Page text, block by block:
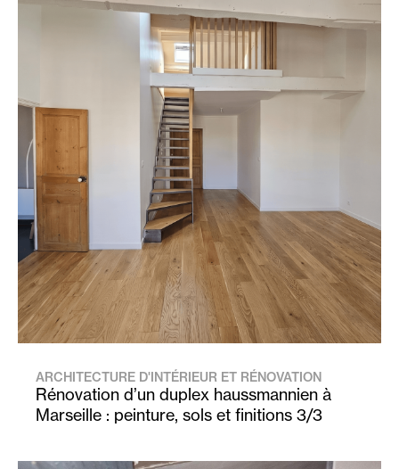
ARCHITECTURE D'INTÉRIEUR ET RÉNOVATION
Rénovation d’un duplex haussmannien à
Marseille : peinture, sols et finitions 3/3